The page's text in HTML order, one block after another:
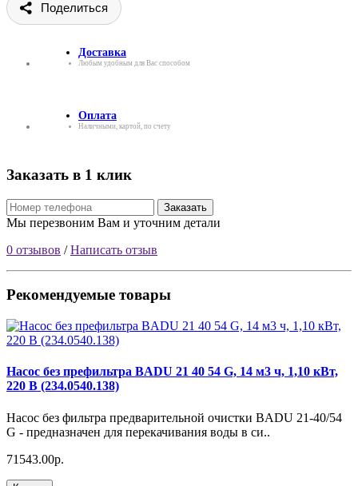
Поделиться
Доставка
Любым удобным для Вас способом
Оплата
Наличными, картой, по счету
Заказать в 1 клик
Заказать
Мы перезвоним Вам и уточним детали
0 отзывов /Написать отзыв
Рекомендуемые товары
Насос без префильтра BADU 21 40 54 G, 14 м3 ч, 1,10 кВт,
220 В (234.0540.138)
Насос без фильтра предварительной очистки BADU 21-40/54
G - предназначен для перекачивания воды в си..
71543.00р.